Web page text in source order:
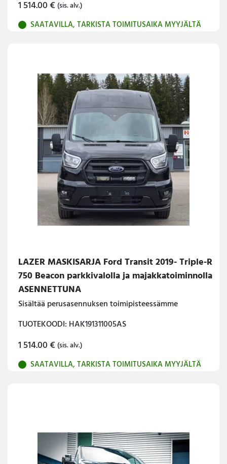
1 514.00€ (sis. alv.)
SAATAVILLA, TARKISTA TOIMITUSAIKA MYYJÄLTÄ
LAZER MASKISARJA Ford Transit 2019- Triple-R
750 Beacon parkkivalolla ja majakkatoiminnolla
ASENNETTUNA
Sisältää perusasennuksen toimipisteessämme
TUOTEKOODI: HAK191311005AS
1 514.00€ (sis. alv.)
SAATAVILLA, TARKISTA TOIMITUSAIKA MYYJÄLTÄ